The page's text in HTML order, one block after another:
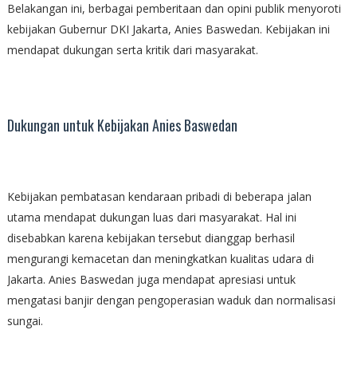
Belakangan ini, berbagai pemberitaan dan opini publik menyoroti
kebijakan Gubernur DKI Jakarta, Anies Baswedan. Kebijakan ini
mendapat dukungan serta kritik dari masyarakat.
Dukungan untuk Kebijakan Anies Baswedan
Kebijakan pembatasan kendaraan pribadi di beberapa jalan
utama mendapat dukungan luas dari masyarakat. Hal ini
disebabkan karena kebijakan tersebut dianggap berhasil
mengurangi kemacetan dan meningkatkan kualitas udara di
Jakarta. Anies Baswedan juga mendapat apresiasi untuk
mengatasi banjir dengan pengoperasian waduk dan normalisasi
sungai.